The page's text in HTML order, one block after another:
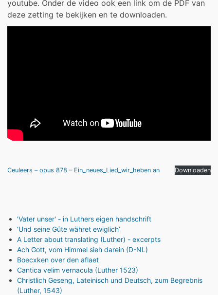
youtube. Onder de video ook een link om de PDF van
deze zetting te bekijken en te downloaden.
Ceuleers – opus 878 – Ein_neues_Lied_wir_heben an Downloaden
'Vater unser' - in Luthers eigen handschrift
‘Und seine Güte währet ewiglich’
A Letter about translating (Luther) - excerpts
Ach Gott, vom Himmel sieh darein (D-NL)
Boecxken over den aflaet
Cantica velim vernacula (Luther 1523)
Christlich Geseng, Lateinisch und Deutsch, zum Begrebnis
(Luther, 1543)